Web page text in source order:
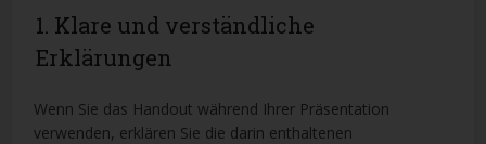
1. Klare und verständliche
Erklärungen
Wenn Sie das Handout während Ihrer Präsentation
verwenden, erklären Sie die darin enthaltenen